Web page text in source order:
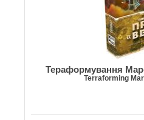
Тераформування
Terraforming